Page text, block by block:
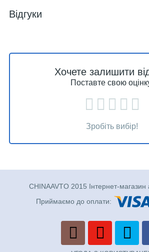
Відгуки
Хочете залишити
Поставте свою
Зробіть вибір!
CHINAAVTO 2015 Інтернет-магазин
Приймаємо до оплати: